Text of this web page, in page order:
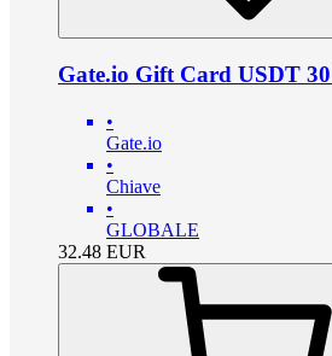
Gate.io Gift Card USDT
•
Gate.io
•
Chiave
•
GLOBALE
32.48 EUR